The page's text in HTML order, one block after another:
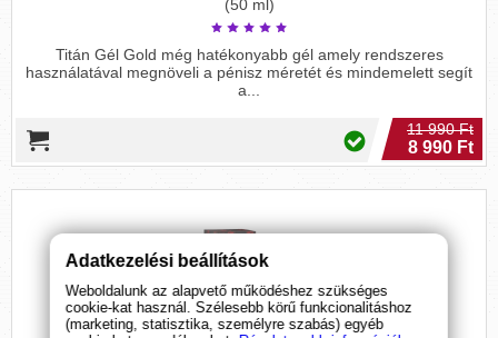
(50 ml)
Titán Gél Gold még hatékonyabb gél amely rendszeres
használatával megnöveli a pénisz méretét és mindemelett segít
a...
11 990 Ft
8 990 Ft
Adatkezelési beállítások
Weboldalunk az alapvető működéshez szükséges
cookie-kat használ. Szélesebb körű funkcionalitáshoz
(marketing, statisztika, személyre szabás) egyéb